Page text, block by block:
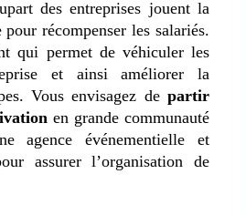
des entreprises jouent la
récompenser les salariés.
qui permet de véhiculer les
et ainsi améliorer la
Vous envisagez de partir
en grande communauté
agence événementielle et
assurer l’organisation de